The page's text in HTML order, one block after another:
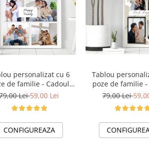
personalizat cu 6
de familie - Cadoul
pentru familie TA4_P8
Lei59,00 Lei
CONFIGUREAZA
Tablou
poze de familie -
ideal pentru
79,00 Lei